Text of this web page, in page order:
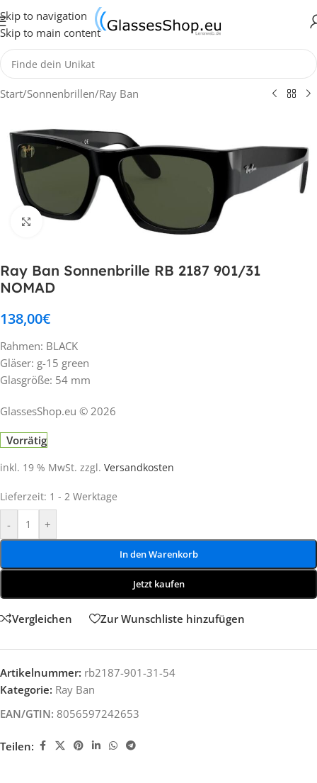
Skip to navigation
Skip to main content
Start/Sonnenbrillen/Ray Ban
Klick zum Vergrößern
Ray Ban Sonnenbrille RB 2187 901/31
NOMAD
138,00€
Rahmen: BLACK
Gläser: g-15 green
Glasgröße: 54 mm
GlassesShop.eu © 2026
Vorrätig
inkl. 19 % MwSt. zzgl. Versandkosten
Lieferzeit: 1 - 2 Werktage
- +
In den Warenkorb
Jetzt kaufen
Vergleichen Zur Wunschliste hinzufügen
Artikelnummer: rb2187-901-31-54
Kategorie: Ray Ban
EAN/GTIN: 8056597242653
Teilen: